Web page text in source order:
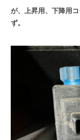
が、上昇用、下降用
ず。